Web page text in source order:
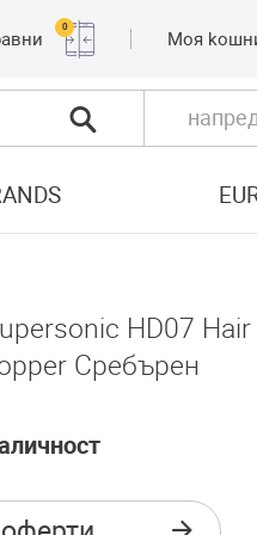
0
Moя
HD07 Hair
Сребърен